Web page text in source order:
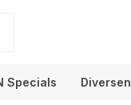
Specials Diversen